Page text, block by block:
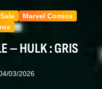
Marvel Comics
– HULK : GRIS
03/2026